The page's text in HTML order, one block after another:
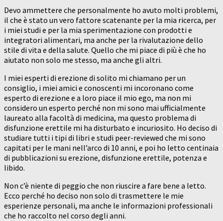
Devo ammettere che personalmente ho avuto molti problemi,
il che è stato un vero fattore scatenante per la mia ricerca, per
i miei studi e per la mia sperimentazione con prodotti e
integratori alimentari, ma anche per la rivalutazione dello
stile di vita e della salute. Quello che mi piace di più è che ho
aiutato non solo me stesso, ma anche gli altri.
I miei esperti di erezione di solito mi chiamano per un
consiglio, i miei amici e conoscenti mi incoronano come
esperto di erezione e a loro piace il mio ego, ma non mi
considero un esperto perché non mi sono mai ufficialmente
laureato alla facoltà di medicina, ma questo problema di
disfunzione erettile mi ha disturbato e incuriosito. Ho deciso di
studiare tutti i tipi di libri e studi peer-reviewed che mi sono
capitati per le mani nell’arco di 10 anni, e poi ho letto centinaia
di pubblicazioni su erezione, disfunzione erettile, potenza e
libido.
Non c’è niente di peggio che non riuscire a fare bene a letto.
Ecco perché ho deciso non solo di trasmettere le mie
esperienze personali, ma anche le informazioni professionali
che ho raccolto nel corso degli anni.